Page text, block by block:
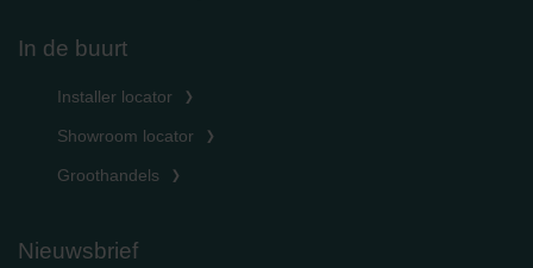
In de buurt
Installer locator
Showroom locator
Groothandels
Nieuwsbrief